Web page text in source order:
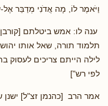
וַיֹּאמֶר לוֹ, מָה אֲדֹנִי מְדַבֵּר
ענה לו: אמש ביטלתם
תלמוד תורה, שאל אותו
לילה הייתם צריכים לעסוק
לפי רש"]
אמר הרב [כהנמן זצ"ל] ישנן